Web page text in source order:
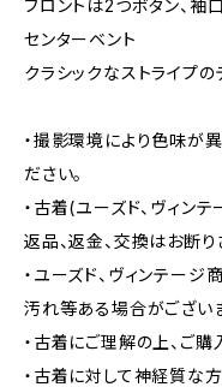
フロントは2つボタン、袖
センターベント
クラシックなストライプの
・撮影環境により色味が
ださい。
・古着(ユーズド、ヴィン
返品、返金、交換はお断り
・ユーズド、ヴィンテー
汚れ等ある場合がございま
・古着にご理解の上、ご購
・古着に対して神経質な